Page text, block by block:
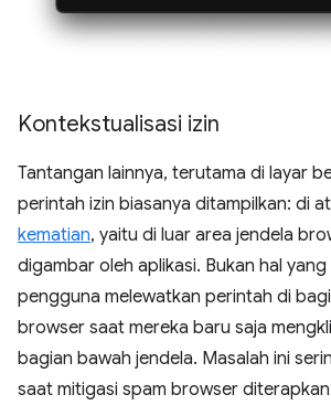
Kontekstualisasi izin
Tantangan lainnya, terutama di layar
perintah izin biasanya ditampilkan: di
kematian, yaitu di luar area jendela
digambar oleh aplikasi. Bukan hal yang
pengguna melewatkan perintah di
browser saat mereka baru saja
bagian bawah jendela. Masalah ini
saat mitigasi spam browser